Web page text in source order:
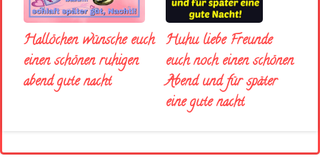
Hallöchen wünsche euch
einen schönen ruhigen
abend gute nacht
Huhu liebe Freunde
euch noch einen schönen
Abend und für später
eine gute nacht